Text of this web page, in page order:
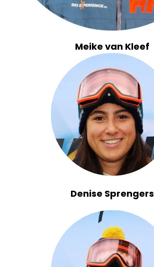
Meike van Kleef
Denise Sprengers